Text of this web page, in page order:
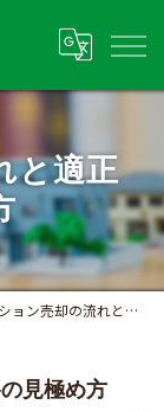
と適正
売却の流れと適正価格の見極め方
見極め方